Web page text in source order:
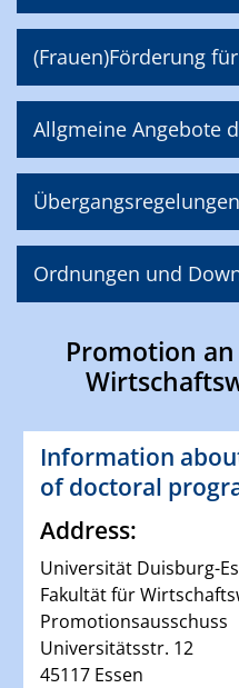
(Frauen)Förderung
Allgmeine Angebote
Übergangsregelungen
Ordnungen und
Promotion
Information
of doctoral
Address:
Universität Duisburg-
Fakultät für
Promotionsausschuss
Universitätsstr. 12
45117 Essen